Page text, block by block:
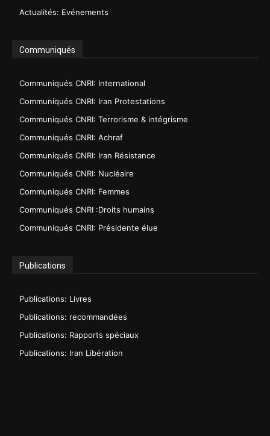
Actualités: Evénements
Communiqués
Communiqués CNRI: International
Communiqués CNRI: Iran Protestations
Communiqués CNRI: Terrorisme & intégrisme
Communiqués CNRI: Achraf
Communiqués CNRI: Iran Résistance
Communiqués CNRI: Nucléaire
Communiqués CNRI: Femmes
Communiqués CNRI :Droits humains
Communiqués CNRI: Présidente élue
Publications
Publications: Livres
Publications: recommandées
Publications: Rapports spéciaux
Publications: Iran Libération